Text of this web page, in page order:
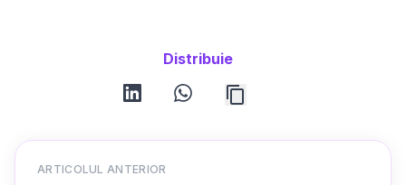
Distribuie
linkedin whatsapp
ARTICOLUL ANTERIOR